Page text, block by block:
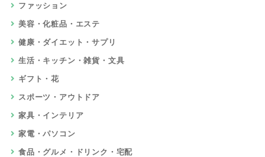
ファッション
美容・化粧品・エステ
健康・ダイエット・サプリ
生活・キッチン・雑貨・文具
ギフト・花
スポーツ・アウトドア
家具・インテリア
家電・パソコン
食品・グルメ・ドリンク・宅配